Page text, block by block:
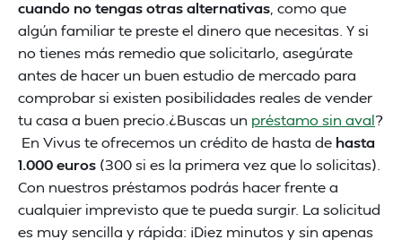
cuando no tengas otras alternativas , como que
algún familiar te preste el dinero que necesitas. Y si
no tienes más remedio que solicitarlo, asegúrate
antes de hacer un buen estudio de mercado para
comprobar si existen posibilidades reales de vender
tu casa a buen precio.¿Buscas un préstamo sin aval?
En Vivus te ofrecemos un crédito de hasta de hasta
1.000 euros (300 si es la primera vez que lo solicitas).
Con nuestros préstamos podrás hacer frente a
cualquier imprevisto que te pueda surgir. La solicitud
es muy sencilla y rápida: ¡Diez minutos y sin apenas